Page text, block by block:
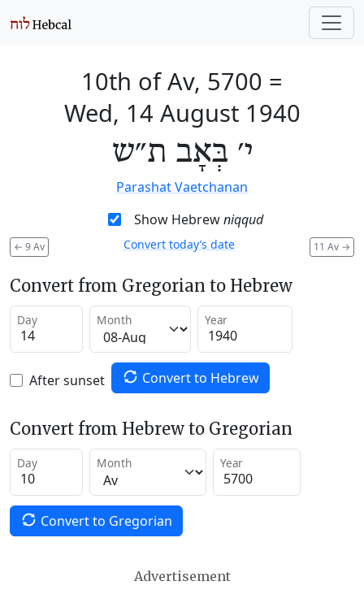
10th of Av, 5700 =
Wed, 14 August 1940
י׳ בְּאָב ת״ש
Parashat Vaetchanan
Show Hebrewniqqud
← 9 Av 11 Av →
Convert today’s date
Convert from Gregorian to Hebrew
Day Month Year
After sunset Convert to Hebrew
Convert from Hebrew to Gregorian
Day Month Year
Convert to Gregorian
Advertisement